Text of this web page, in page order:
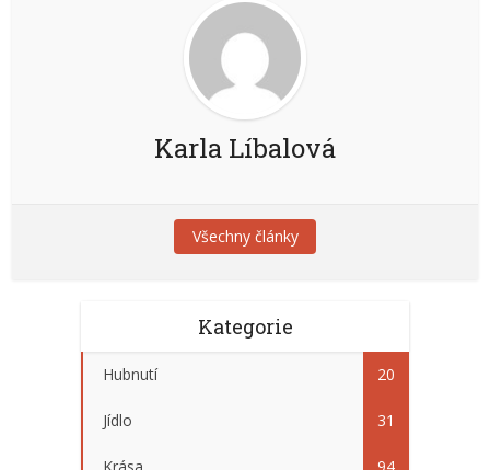
Karla Líbalová
Všechny články
Kategorie
Hubnutí 20
Jídlo 31